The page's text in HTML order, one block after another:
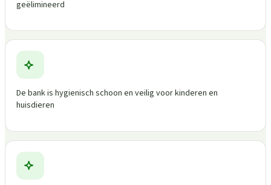
geëlimineerd
De bank is hygienisch schoon en veilig voor kinderen en
huisdieren